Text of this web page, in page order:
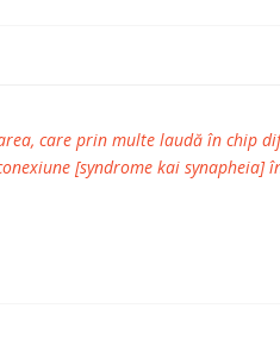
care prin multe laudă în chip
[syndrome kai synapheia]